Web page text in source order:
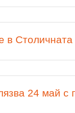
в
24 май с